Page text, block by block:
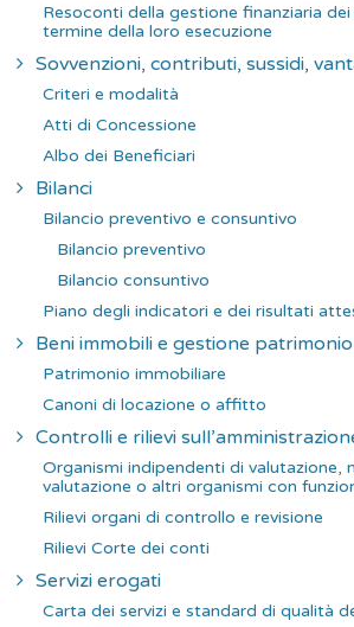
Resoconti della gestione finanziaria
termine della loro esecuzione
Sovvenzioni, contributi, sussidi,
Criteri e modalità
Atti di Concessione
Albo dei Beneficiari
Bilanci
Bilancio preventivo e consuntivo
Bilancio preventivo
Bilancio consuntivo
Piano degli indicatori e dei risultati
Beni immobili e gestione patrimonio
Patrimonio immobiliare
Canoni di locazione o affitto
Controlli e rilievi
Organismi indipendenti di valutazione,
valutazione o altri organismi con
Rilievi organi di controllo e revisione
Rilievi Corte dei conti
Servizi erogati
Carta dei servizi e standard di qualità